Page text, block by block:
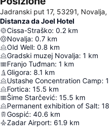
Jadranski put 17, 53291, Novalja,
Distanza da Joel Hotel
Cissa-Straško: 0.2 km
Novalja: 0.7 km
Old Well: 0.8 km
Gradski muzej Novalja: 1 km
Franjo Tuđman: 1 km
Gligora: 8.1 km
Ustashe Concentration Camp:
Fortica: 15.5 km
Šime Starčević: 15.5 km
Permanent exhibition of Salt: 18
Gospić: 40.6 km
Zadar Airport: 61.9 km